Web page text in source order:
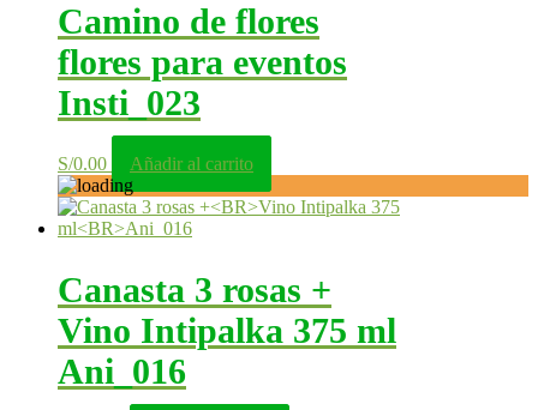
Camino de flores
flores para eventos
Insti_023
S/0.00 Añadir al carrito
Canasta 3 rosas +
Vino Intipalka 375 ml
Ani_016